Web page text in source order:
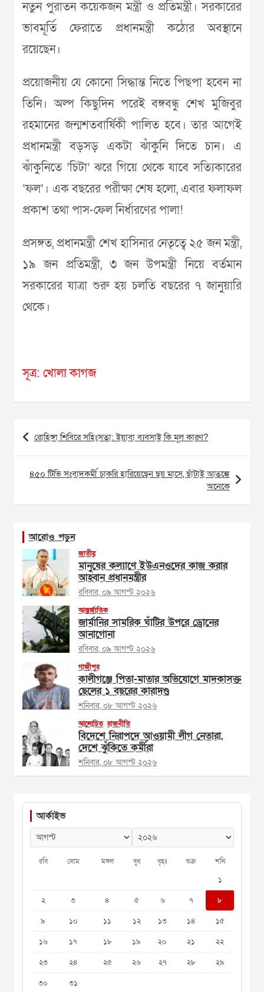
নতুন পুরাতন কয়েকজন মন্ত্রী ও প্রতিমন্ত্রী। সরকারের
ভাবমূর্তি ফেরাতে প্রধানমন্ত্রী কঠোর অবস্থানে
রয়েছেন।
প্রয়োজনীয় যে কোনো সিদ্ধান্ত নিতে পিছপা হবেন না
তিনি। অল্প কিছুদিন পরেই বঙ্গবন্ধু শেখ মুজিবুর
রহমানের জন্মশতবার্ষিকী পালিত হবে। তার আগেই
প্রধানমন্ত্রী বড়সড় একটা ঝাঁকুনি দিতে চান। এ
ঝাঁকুনিতে ‘চিটা’ ঝরে গিয়ে থেকে যাবে সত্যিকারের
‘ফল’। এক বছরের পরীক্ষা শেষ হলো, এবার ফলাফল
প্রকাশ তথা পাস-ফেল নির্ধারণের পালা!
প্রসঙ্গত, প্রধানমন্ত্রী শেখ হাসিনার নেতৃত্বে ২৫ জন মন্ত্রী,
১৯ জন প্রতিমন্ত্রী, ৩ জন উপমন্ত্রী নিয়ে বর্তমান
সরকারের যাত্রা শুরু হয় চলতি বছরের ৭ জানুয়ারি
থেকে।
সূত্র: খোলা কাগজ
Post
navigation
রোহিঙ্গা শিবিরে সহিংসতা: ইয়াবা ব্যবসাই কি মূল কারণ?
৪৫০ টিভি সংবাদকর্মী চাকরি হারিয়েছেন ছয় মাসে, ছাঁটাই আতঙ্কে
অনেকে
আরোও পড়ুন
জাতীয়
মানুষের কল্যাণে ইউএনওদের কাজ করার
আহ্বান প্রধানমন্ত্রীর
রবিবার, ০৯ আগস্ট ২০২৬
আন্তর্জাতিক
জার্মানির সামরিক ঘাঁটির উপরে ড্রোনের
আনাগোনা
রবিবার, ০৯ আগস্ট ২০২৬
গাজীপুর
কালীগঞ্জে পিতা-মাতার অভিযোগে মাদকাসক্ত
ছেলের ১ বছরের কারাদণ্ড
শনিবার, ০৮ আগস্ট ২০২৬
আলোচিত রাজনীতি
বিদেশে নিরাপদে আওয়ামী লীগ নেতারা,
দেশে ঝুঁকিতে কর্মীরা
শনিবার, ০৮ আগস্ট ২০২৬
আর্কাইভ
রবি সোম মঙ্গল বুধ বৃহঃ শুক্র শনি
১
২
৩ ৪ ৫ ৬ ৭
৮
৯
১০ ১১ ১২ ১৩ ১৪
১৫
১৬
১৭ ১৮ ১৯ ২০ ২১
২২
২৩
২৪ ২৫ ২৬ ২৭ ২৮
২৯
৩০
৩১